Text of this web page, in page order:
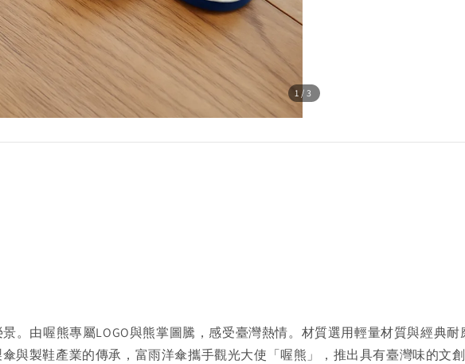
1 /3
。由喔熊專屬LOGO與熊掌圖騰，感受臺灣熱情。材質選用輕量材質與經典
與製鞋產業的傳承，富雨洋傘攜手觀光大使「喔熊」，推出具有臺灣味的文創